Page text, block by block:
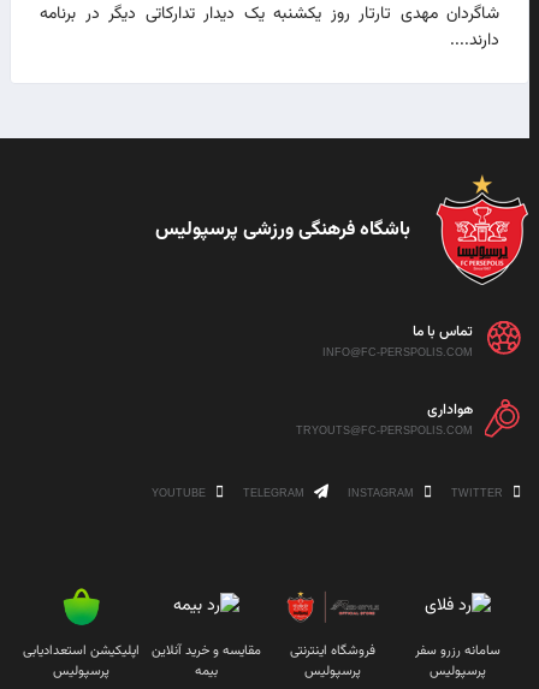
شاگردان مهدی تارتار روز یکشنبه یک دیدار تدارکاتی دیگر در برنامه
دارند....
باشگاه فرهنگی ورزشی پرسپولیس
تماس با ما
INFO@FC-PERSPOLIS.COM
هواداری
TRYOUTS@FC-PERSPOLIS.COM
سامانه رزرو سفر
پرسپولیس
فروشگاه اینترنتی
پرسپولیس
مقایسه و خرید آنلاین
بیمه
اپلیکیشن استعدادیابی
پرسپولیس